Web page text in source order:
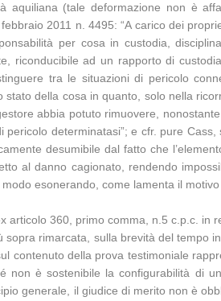
aquiliana (tale deformazione non è
2011 n. 4495: “A carico dei
per cosa in custodia,
riconducibile ad un rapporto di
tra le situazioni di pericolo
della cosa in quanto, solo nella
abbia potuto rimuovere,
determinatasi”; e cfr. pure
desumibile dal fatto che
al danno cagionato, rendendo
esonerando, come lamenta il
360, primo comma, n.5 c.p.c. in
rimarcata, sulla brevità del tempo
contenuto della prova testimoniale
è sostenibile la configurabilità di
generale, il giudice di merito non è